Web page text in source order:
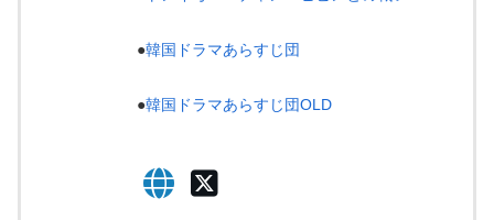
●韓国ドラマあらすじ団
●韓国ドラマあらすじ団OLD